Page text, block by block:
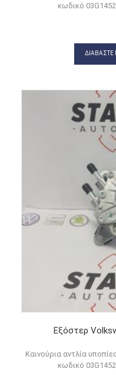
κωδικό
ΔΙΑΒΆΣΤΕ
Εξόστερ
Καινούρια αντλία
κωδικό